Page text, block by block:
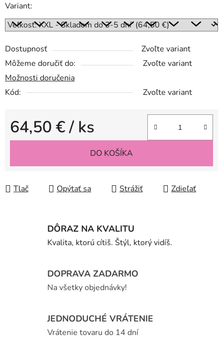
Variant:
Dostupnosť
Zvoľte variant
Môžeme doručiť do:
Zvoľte variant
Možnosti doručenia
Kód:
Zvoľte variant
64,50 €/ ks
Jednotková cena:
DO KOŠÍKA
Tlač Opýtať sa Strážiť Zdieľať
DÔRAZ NA KVALITU
Kvalita, ktorú cítiš. Štýl, ktorý vidíš.
DOPRAVA ZADARMO
Na všetky objednávky!
JEDNODUCHÉ VRÁTENIE
Vrátenie tovaru do 14 dní